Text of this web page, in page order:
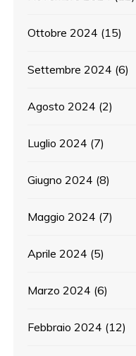
Ottobre 2024 (15)
Settembre 2024 (6)
Agosto 2024 (2)
Luglio 2024 (7)
Giugno 2024 (8)
Maggio 2024 (7)
Aprile 2024 (5)
Marzo 2024 (6)
Febbraio 2024 (12)